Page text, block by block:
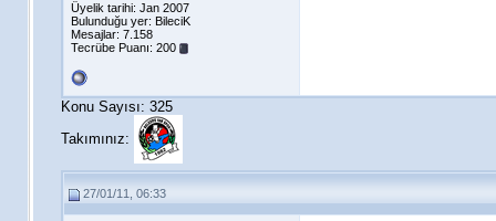
Üyelik tarihi: Jan 2007
Bulunduğu yer: BileciK
Mesajlar: 7.158
Tecrübe Puanı: 200
Konu Sayısı: 325
Takımınız:
27/01/11, 06:33